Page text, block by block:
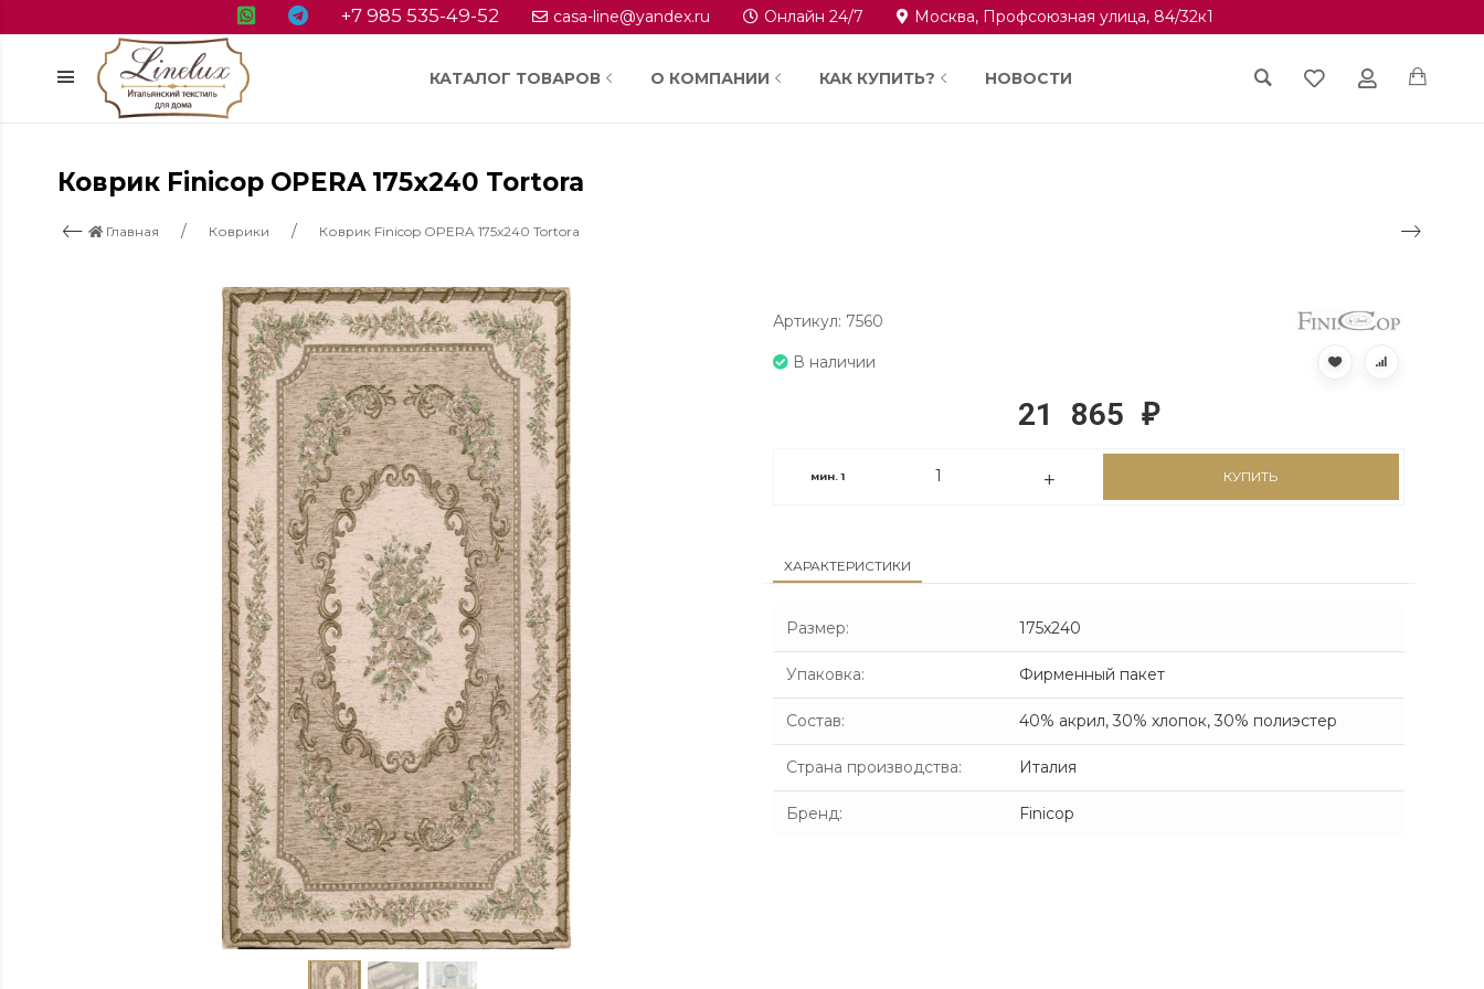
+7 985 535-49-52 casa-line@yandex.ru Онлайн 24/7 Москва, Профсоюзная улица, 84/32к1
КАТАЛОГ ТОВАРОВ О КОМПАНИИ КАК КУПИТЬ? НОВОСТИ
Коврик Finicop OPERA 175x240 Tortora
Главная Коврики Коврик Finicop OPERA 175x240 Tortora
Артикул: 7560
В наличии
21 865₽
мин.1 КУПИТЬ
ХАРАКТЕРИСТИКИ
Размер: 175х240
Упаковка: Фирменный пакет
Состав: 40% акрил, 30% хлопок, 30% полиэстер
Страна производства: Италия
Бренд: Finicop